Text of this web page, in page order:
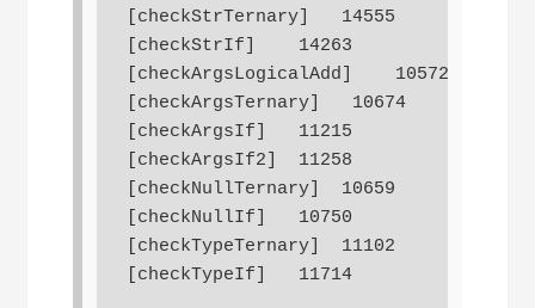
[checkStrTernary]   14555
[checkStrIf]    14263
[checkArgsLogicalAdd]    10572
[checkArgsTernary]   10674
[checkArgsIf]   11215
[checkArgsIf2]  11258
[checkNullTernary]  10659
[checkNullIf]   10750
[checkTypeTernary]  11102
[checkTypeIf]   11714